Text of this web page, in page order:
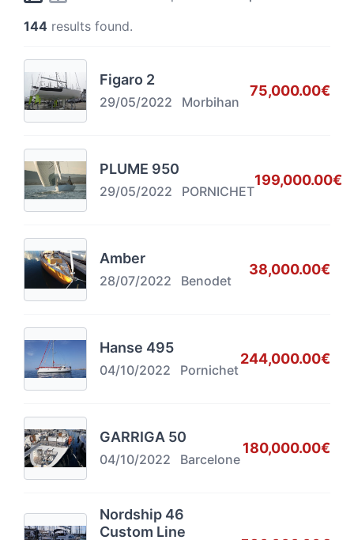
144 results found.
Figaro 2
29/05/2022 Morbihan
75,000.00€
PLUME 950
29/05/2022 PORNICHET
199,000.00€
Amber
28/07/2022 Benodet
38,000.00€
Hanse 495
04/10/2022 Pornichet
244,000.00€
GARRIGA 50
04/10/2022 Barcelone
180,000.00€
Nordship 46
Custom Line